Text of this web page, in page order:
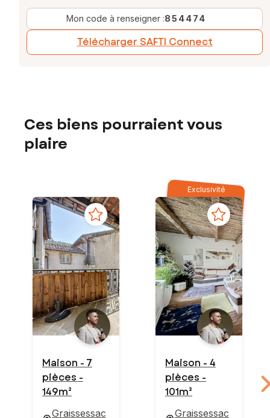
Mon code à renseigner :854474
Télécharger SAFTI Connect
Ces biens pourraient vous
plaire
Maison - 7
pièces -
149m²
Graissessac
Exclusivité
Maison - 4
pièces -
101m²
Graissessac